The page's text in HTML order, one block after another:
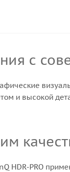
с
и высокой
HDR-PRO